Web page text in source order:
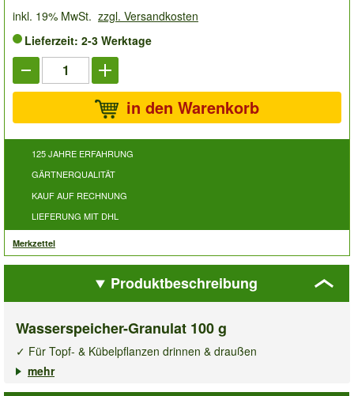
inkl. 19% MwSt. zzgl. Versandkosten
Lieferzeit: 2-3 Werktage
in den Warenkorb
125 JAHRE ERFAHRUNG
GÄRTNERQUALITÄT
KAUF AUF RECHNUNG
LIEFERUNG MIT DHL
Merkzettel
Produktbeschreibung
Wasserspeicher-Granulat 100 g
✓ Für Topf- & Kübelpflanzen drinnen & draußen
✓ Erhöht die Wasserspeicherfähigkeit des Bodens
mehr